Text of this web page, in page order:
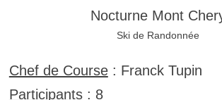
Nocturne Mont
Ski de Randonnée
Chef de Course: Franck Tupin
Participants: 8